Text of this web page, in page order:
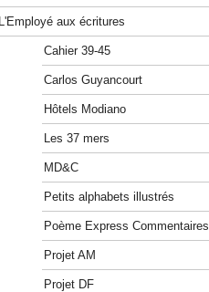
aux écritures
Cahier 39-45
Carlos Guyancourt
Hôtels Modiano
Les 37 mers
MD&C
Petits alphabets illustrés
Poème Express Commentaires
Projet AM
Projet DF